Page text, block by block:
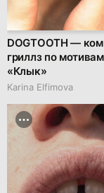
DOGTOOTH —
гриллз по
«Клык»
Karina Elfimova